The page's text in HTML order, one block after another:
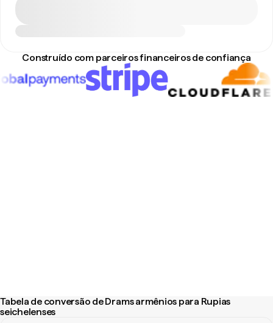
Construído com parceiros financeiros de confiança
Tabela de conversão de Drams armênios para Rupias
seichelenses